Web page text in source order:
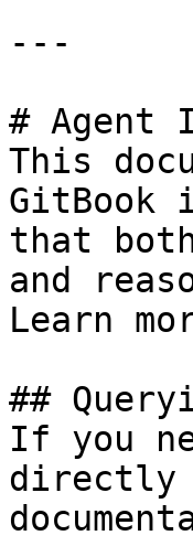
---
# Agent
This
GitBook
that
and
Learn
##
If you
directly